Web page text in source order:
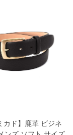
カド】鹿革 ビジネ